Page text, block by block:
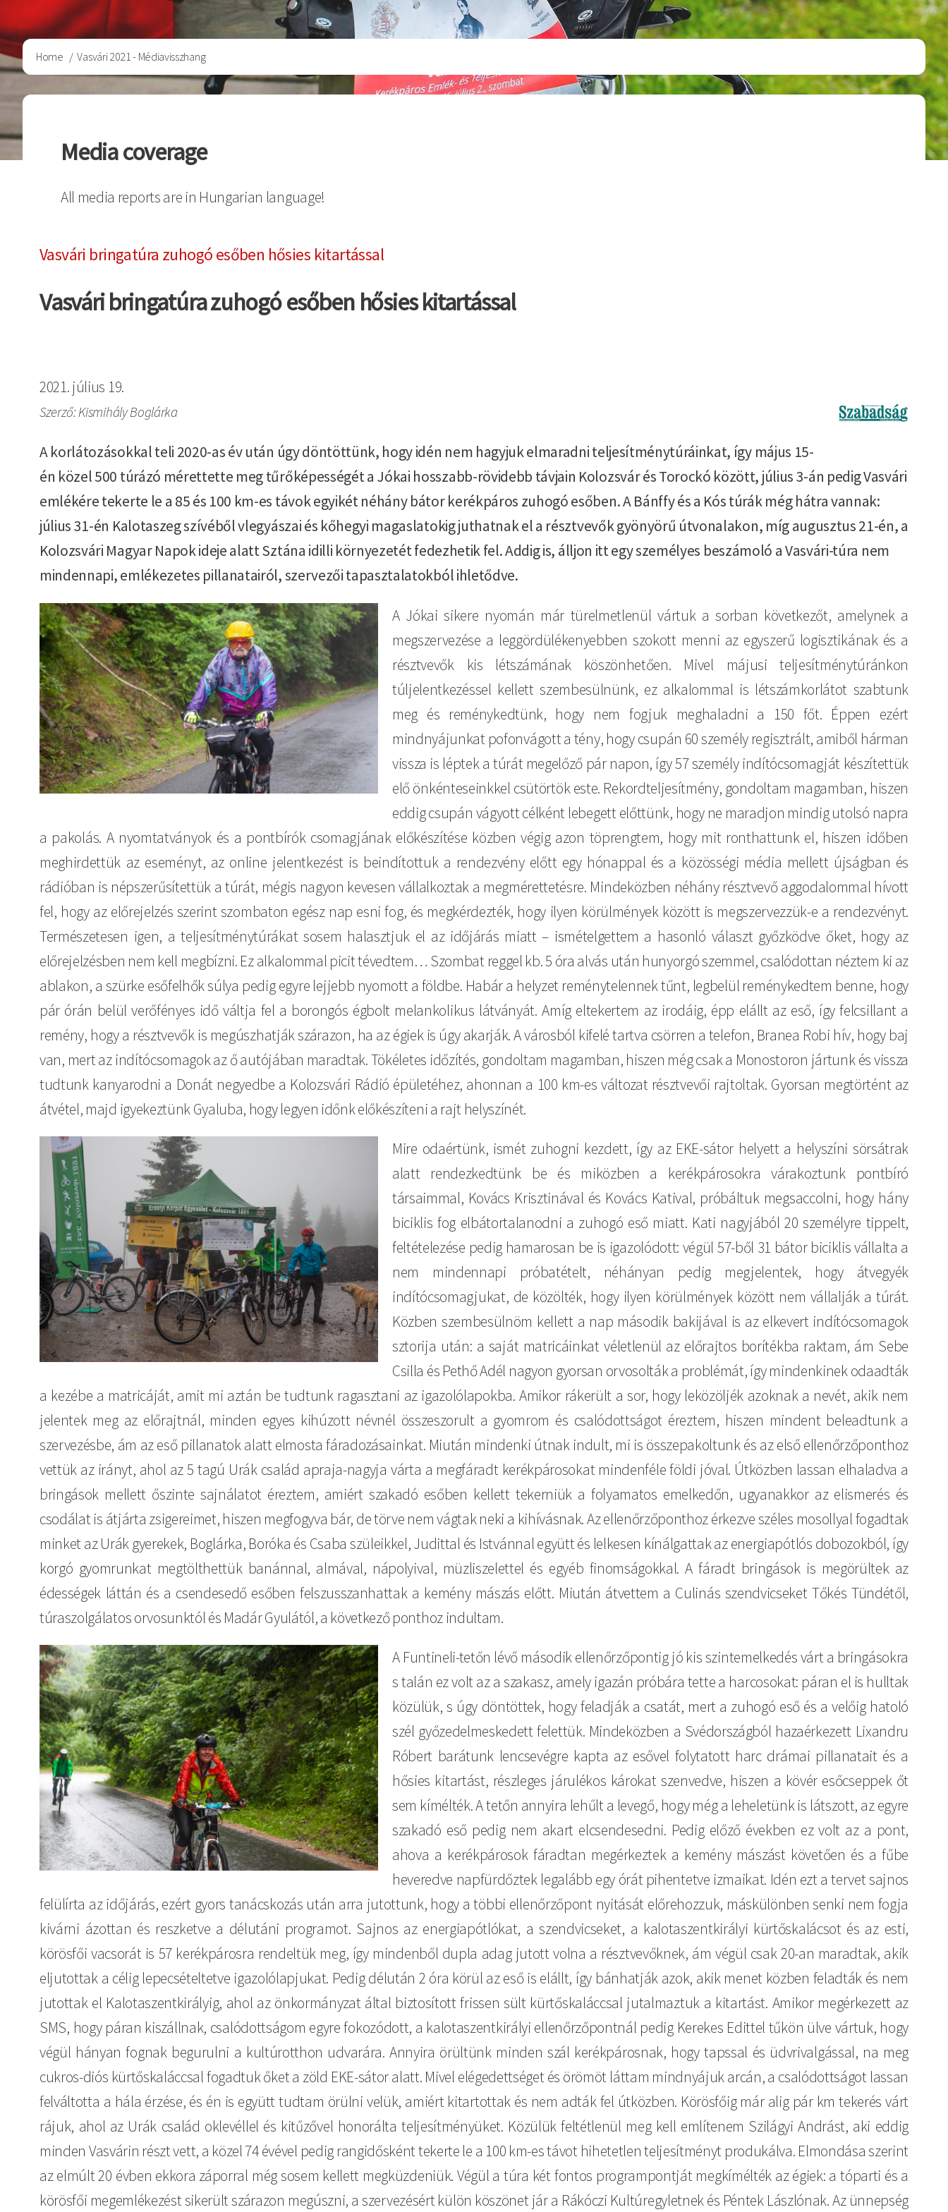
Breadcrumb
Home Vasvári 2021 - Médiavisszhang
Media coverage
All media reports are in Hungarian language!
Vasvári bringatúra zuhogó esőben hősies kitartással
Vasvári bringatúra zuhogó esőben hősies kitartással
2021. július 19.
Szerző: Kismihály Boglárka
A korlátozásokkal teli 2020-as év után úgy döntöttünk, hogy idén nem hagyjuk elmaradni teljesítménytúráinkat, így május 15-
én közel 500 túrázó mérettette meg tűrőképességét a Jókai hosszabb-rövidebb távjain Kolozsvár és Torockó között, július 3-án pedig Vasvári
emlékére tekerte le a 85 és 100 km-es távok egyikét néhány bátor kerékpáros zuhogó esőben. A Bánffy és a Kós túrák még hátra vannak:
július 31-én Kalotaszeg szívéből vlegyászai és kőhegyi magaslatokig juthatnak el a résztvevők gyönyörű útvonalakon, míg augusztus 21-én, a
Kolozsvári Magyar Napok ideje alatt Sztána idilli környezetét fedezhetik fel. Addig is, álljon itt egy személyes beszámoló a Vasvári-túra nem
mindennapi, emlékezetes pillanatairól, szervezői tapasztalatokból ihletődve.
A Jókai sikere nyomán már türelmetlenül vártuk a sorban következőt, amelynek a
megszervezése a leggördülékenyebben szokott menni az egyszerű logisztikának és a
résztvevők kis létszámának köszönhetően. Mivel májusi teljesítménytúránkon
túljelentkezéssel kellett szembesülnünk, ez alkalommal is létszámkorlátot szabtunk
meg és reménykedtünk, hogy nem fogjuk meghaladni a 150 főt. Éppen ezért
mindnyájunkat pofonvágott a tény, hogy csupán 60 személy regisztrált, amiből hárman
vissza is léptek a túrát megelőző pár napon, így 57 személy indítócsomagját készítettük
elő önkénteseinkkel csütörtök este. Rekordteljesítmény, gondoltam magamban, hiszen
eddig csupán vágyott célként lebegett előttünk, hogy ne maradjon mindig utolsó napra
a pakolás. A nyomtatványok és a pontbírók csomagjának előkészítése közben végig azon töprengtem, hogy mit ronthattunk el, hiszen időben
meghirdettük az eseményt, az online jelentkezést is beindítottuk a rendezvény előtt egy hónappal és a közösségi média mellett újságban és
rádióban is népszerűsítettük a túrát, mégis nagyon kevesen vállalkoztak a megmérettetésre. Mindeközben néhány résztvevő aggodalommal hívott
fel, hogy az előrejelzés szerint szombaton egész nap esni fog, és megkérdezték, hogy ilyen körülmények között is megszervezzük-e a rendezvényt.
Természetesen igen, a teljesítménytúrákat sosem halasztjuk el az időjárás miatt – ismételgettem a hasonló választ győzködve őket, hogy az
előrejelzésben nem kell megbízni. Ez alkalommal picit tévedtem… Szombat reggel kb. 5 óra alvás után hunyorgó szemmel, csalódottan néztem ki az
ablakon, a szürke esőfelhők súlya pedig egyre lejjebb nyomott a földbe. Habár a helyzet reménytelennek tűnt, legbelül reménykedtem benne, hogy
pár órán belül verőfényes idő váltja fel a borongós égbolt melankolikus látványát. Amíg eltekertem az irodáig, épp elállt az eső, így felcsillant a
remény, hogy a résztvevők is megúszhatják szárazon, ha az égiek is úgy akarják. A városból kifelé tartva csörren a telefon, Branea Robi hív, hogy baj
van, mert az indítócsomagok az ő autójában maradtak. Tökéletes időzítés, gondoltam magamban, hiszen még csak a Monostoron jártunk és vissza
tudtunk kanyarodni a Donát negyedbe a Kolozsvári Rádió épületéhez, ahonnan a 100 km-es változat résztvevői rajtoltak. Gyorsan megtörtént az
átvétel, majd igyekeztünk Gyaluba, hogy legyen időnk előkészíteni a rajt helyszínét.
Mire odaértünk, ismét zuhogni kezdett, így az EKE-sátor helyett a helyszíni sörsátrak
alatt rendezkedtünk be és miközben a kerékpárosokra várakoztunk pontbíró
társaimmal, Kovács Krisztinával és Kovács Katival, próbáltuk megsaccolni, hogy hány
biciklis fog elbátortalanodni a zuhogó eső miatt. Kati nagyjából 20 személyre tippelt,
feltételezése pedig hamarosan be is igazolódott: végül 57-ből 31 bátor biciklis vállalta a
nem mindennapi próbatételt, néhányan pedig megjelentek, hogy átvegyék
indítócsomagjukat, de közölték, hogy ilyen körülmények között nem vállalják a túrát.
Közben szembesülnöm kellett a nap második bakijával is az elkevert indítócsomagok
sztorija után: a saját matricáinkat véletlenül az előrajtos borítékba raktam, ám Sebe
Csilla és Pethő Adél nagyon gyorsan orvosolták a problémát, így mindenkinek odaadták
a kezébe a matricáját, amit mi aztán be tudtunk ragasztani az igazolólapokba. Amikor rákerült a sor, hogy leközöljék azoknak a nevét, akik nem
jelentek meg az előrajtnál, minden egyes kihúzott névnél összeszorult a gyomrom és csalódottságot éreztem, hiszen mindent beleadtunk a
szervezésbe, ám az eső pillanatok alatt elmosta fáradozásainkat. Miután mindenki útnak indult, mi is összepakoltunk és az első ellenőrzőponthoz
vettük az irányt, ahol az 5 tagú Urák család apraja-nagyja várta a megfáradt kerékpárosokat mindenféle földi jóval. Útközben lassan elhaladva a
bringások mellett őszinte sajnálatot éreztem, amiért szakadó esőben kellett tekerniük a folyamatos emelkedőn, ugyanakkor az elismerés és
csodálat is átjárta zsigereimet, hiszen megfogyva bár, de törve nem vágtak neki a kihívásnak. Az ellenőrzőponthoz érkezve széles mosollyal fogadtak
minket az Urák gyerekek, Boglárka, Boróka és Csaba szüleikkel, Judittal és Istvánnal együtt és lelkesen kínálgattak az energiapótlós dobozokból, így
korgó gyomrunkat megtölthettük banánnal, almával, nápolyival, müzliszelettel és egyéb finomságokkal. A fáradt bringások is megörültek az
édességek láttán és a csendesedő esőben felszusszanhattak a kemény mászás előtt. Miután átvettem a Culinás szendvicseket Tőkés Tündétől,
túraszolgálatos orvosunktól és Madár Gyulától, a következő ponthoz indultam.
A Funtineli-tetőn lévő második ellenőrzőpontig jó kis szintemelkedés várt a bringásokra
s talán ez volt az a szakasz, amely igazán próbára tette a harcosokat: páran el is hulltak
közülük, s úgy döntöttek, hogy feladják a csatát, mert a zuhogó eső és a velőig hatoló
szél győzedelmeskedett felettük. Mindeközben a Svédországból hazaérkezett Lixandru
Róbert barátunk lencsevégre kapta az esővel folytatott harc drámai pillanatait és a
hősies kitartást, részleges járulékos károkat szenvedve, hiszen a kövér esőcseppek őt
sem kímélték. A tetőn annyira lehűlt a levegő, hogy még a leheletünk is látszott, az egyre
szakadó eső pedig nem akart elcsendesedni. Pedig előző években ez volt az a pont,
ahova a kerékpárosok fáradtan megérkeztek a kemény mászást követően és a fűbe
heveredve napfürdőztek legalább egy órát pihentetve izmaikat. Idén ezt a tervet sajnos
felülírta az időjárás, ezért gyors tanácskozás után arra jutottunk, hogy a többi ellenőrzőpont nyitását előrehozzuk, máskülönben senki nem fogja
kivárni ázottan és reszketve a délutáni programot. Sajnos az energiapótlókat, a szendvicseket, a kalotaszentkirályi kürtőskalácsot és az esti,
körösfői vacsorát is 57 kerékpárosra rendeltük meg, így mindenből dupla adag jutott volna a résztvevőknek, ám végül csak 20-an maradtak, akik
eljutottak a célig lepecsételtetve igazolólapjukat. Pedig délután 2 óra körül az eső is elállt, így bánhatják azok, akik menet közben feladták és nem
jutottak el Kalotaszentkirályig, ahol az önkormányzat által biztosított frissen sült kürtőskaláccsal jutalmaztuk a kitartást. Amikor megérkezett az
SMS, hogy páran kiszállnak, csalódottságom egyre fokozódott, a kalotaszentkirályi ellenőrzőpontnál pedig Kerekes Edittel tűkön ülve vártuk, hogy
végül hányan fognak begurulni a kultúrotthon udvarára. Annyira örültünk minden szál kerékpárosnak, hogy tapssal és üdvrivalgással, na meg
cukros-diós kürtőskaláccsal fogadtuk őket a zöld EKE-sátor alatt. Mivel elégedettséget és örömöt láttam mindnyájuk arcán, a csalódottságot lassan
felváltotta a hála érzése, és én is együtt tudtam örülni velük, amiért kitartottak és nem adták fel útközben. Körösfőig már alig pár km tekerés várt
rájuk, ahol az Urák család oklevéllel és kitűzővel honorálta teljesítményüket. Közülük feltétlenül meg kell említenem Szilágyi Andrást, aki eddig
minden Vasvárin részt vett, a közel 74 évével pedig rangidősként tekerte le a 100 km-es távot hihetetlen teljesítményt produkálva. Elmondása szerint
az elmúlt 20 évben ekkora záporral még sosem kellett megküzdeniük. Végül a túra két fontos programpontját megkímélték az égiek: a tóparti és a
körösfői megemlékezést sikerült szárazon megúszni, a szervezésért külön köszönet jár a Rákóczi Kultúregyletnek és Péntek Lászlónak. Az ünnepség